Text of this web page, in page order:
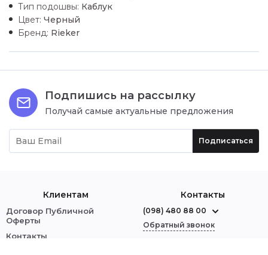
Тип подошвы: Каблук
Цвет: Черный
Бренд: Rieker
Подпишись на рассылку
Получай самые актуальные предложения
Подписаться
Клиентам
Договор Публичной
Оферты
Контакты
Контакты
(098) 480 88 00
Обратный звонок